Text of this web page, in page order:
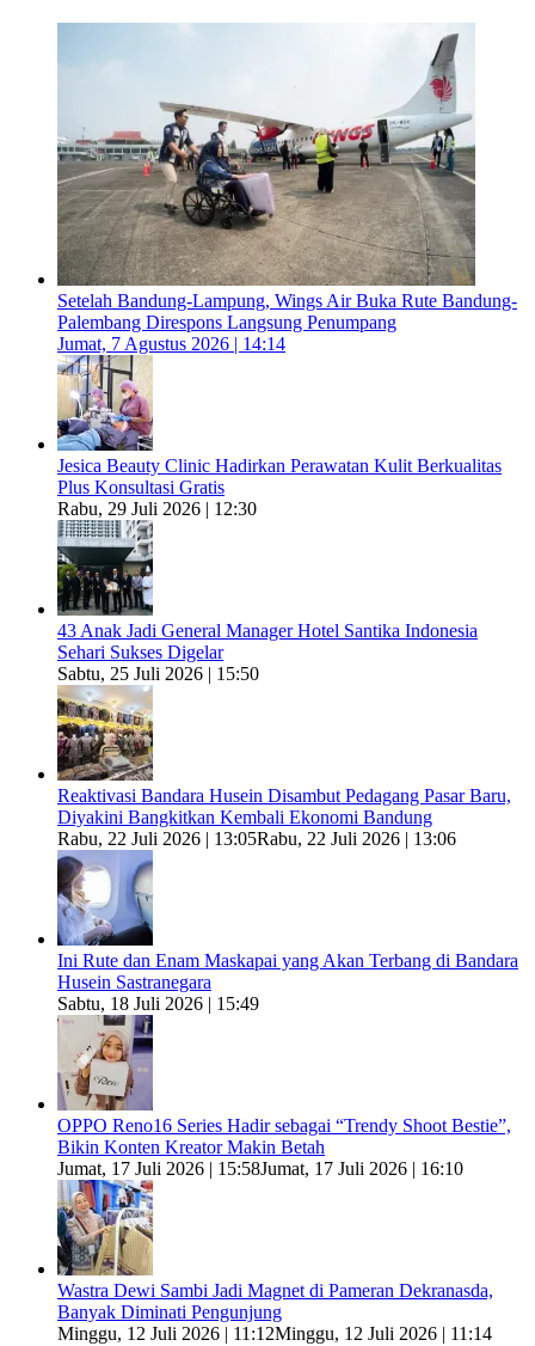
Setelah Bandung-Lampung, Wings Air Buka Rute Bandung-
Palembang Direspons Langsung Penumpang
Jumat, 7 Agustus 2026 | 14:14
Jesica Beauty Clinic Hadirkan Perawatan Kulit Berkualitas
Plus Konsultasi Gratis
Rabu, 29 Juli 2026 | 12:30
43 Anak Jadi General Manager Hotel Santika Indonesia
Sehari Sukses Digelar
Sabtu, 25 Juli 2026 | 15:50
Reaktivasi Bandara Husein Disambut Pedagang Pasar Baru,
Diyakini Bangkitkan Kembali Ekonomi Bandung
Rabu, 22 Juli 2026 | 13:05Rabu, 22 Juli 2026 | 13:06
Ini Rute dan Enam Maskapai yang Akan Terbang di Bandara
Husein Sastranegara
Sabtu, 18 Juli 2026 | 15:49
OPPO Reno16 Series Hadir sebagai “Trendy Shoot Bestie”,
Bikin Konten Kreator Makin Betah
Jumat, 17 Juli 2026 | 15:58Jumat, 17 Juli 2026 | 16:10
Wastra Dewi Sambi Jadi Magnet di Pameran Dekranasda,
Banyak Diminati Pengunjung
Minggu, 12 Juli 2026 | 11:12Minggu, 12 Juli 2026 | 11:14